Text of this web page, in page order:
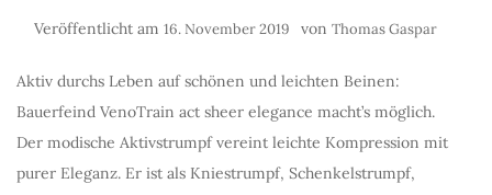
Veröffentlicht am 16. November 2019 von Thomas Gaspar
Aktiv durchs Leben auf schönen und leichten Beinen:
Bauerfeind VenoTrain act sheer elegance macht’s möglich.
Der modische Aktivstrumpf vereint leichte Kompression mit
purer Eleganz. Er ist als Kniestrumpf, Schenkelstrumpf,